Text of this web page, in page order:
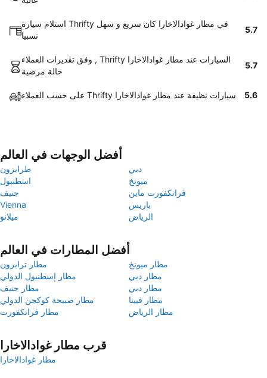
استلام سيارة Thrifty في مطار غوادالاخارا كان سريع و سهل
نسبيا
5.7
وفق تقديرات العملاء , Thrifty السيارات عند مطار غوادالاخارا
حالة مرضية
5.7
على حسب العملاء Thrifty سيارات نظيفة عند مطار غوادالاخارا 5.6
أفضل الوجهات في العالم
طرابزون
دبي
اسطنبول
ميونخ
جنيف
فرانكفورت ماين
Vienna
باريس
ميلانو
الرياض
أفضل المطارات في العالم
مطار ترابزون
مطار ميونخ
مطار إسطنبول الدولي
مطار دبي
مطار جنيف
مطار دبي
مطار صبيحة كوكجن الدولي
مطار فيينا
مطار فرانكفورت
مطار الرياض
قرب مطار غوادالاخارا
مطار غوادالاخارا